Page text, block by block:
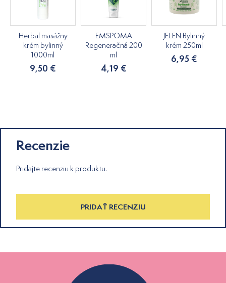
Herbal masážny
krém bylinný
1000ml
9,50 €
EMSPOMA
Regeneračná 200
ml
4,19 €
JELEN Bylinný
krém 250ml
6,95 €
Recenzie
Pridajte recenziu k produktu.
PRIDAŤ RECENZIU